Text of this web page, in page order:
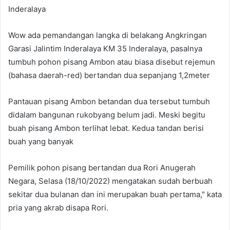
Inderalaya
Wow ada pemandangan langka di belakang Angkringan
Garasi Jalintim Inderalaya KM 35 Inderalaya, pasalnya
tumbuh pohon pisang Ambon atau biasa disebut rejemun
(bahasa daerah-red) bertandan dua sepanjang 1,2meter
Pantauan pisang Ambon betandan dua tersebut tumbuh
didalam bangunan rukobyang belum jadi. Meski begitu
buah pisang Ambon terlihat lebat. Kedua tandan berisi
buah yang banyak
Pemilik pohon pisang bertandan dua Rori Anugerah
Negara, Selasa (18/10/2022) mengatakan sudah berbuah
sekitar dua bulanan dan ini merupakan buah pertama," kata
pria yang akrab disapa Rori.